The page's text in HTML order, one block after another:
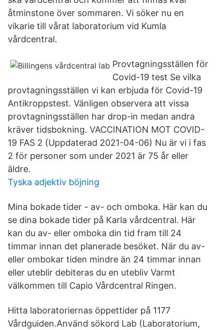
åtminstone över sommaren. Vi söker nu en
vikarie till vårat laboratorium vid Kumla
vårdcentral.
Provtagningsställen för
Covid-19 test Se vilka
provtagningsställen vi kan erbjuda för Covid-19
Antikroppstest. Vänligen observera att vissa
provtagningsställen har drop-in medan andra
kräver tidsbokning. VACCINATION MOT COVID-
19 FAS 2 (Uppdaterad 2021-04-06) Nu är vi i fas
2 för personer som under 2021 är 75 år eller
äldre.
Tyska adjektiv böjning
Mina bokade tider - av- och omboka. Här kan du
se dina bokade tider på Karla vårdcentral. Här
kan du av- eller omboka din tid fram till 24
timmar innan det planerade besöket. När du av-
eller ombokar tiden mindre än 24 timmar innan
eller uteblir debiteras du en utebliv Varmt
välkommen till Capio Vårdcentral Ringen.
Hitta laboratoriernas öppettider på 1177
Vårdguiden.Använd sökord Lab (Laboratorium,